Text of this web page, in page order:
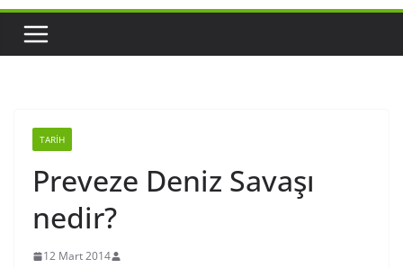
TARIH
Preveze Deniz Savaşı
nedir?
12 Mart 2014